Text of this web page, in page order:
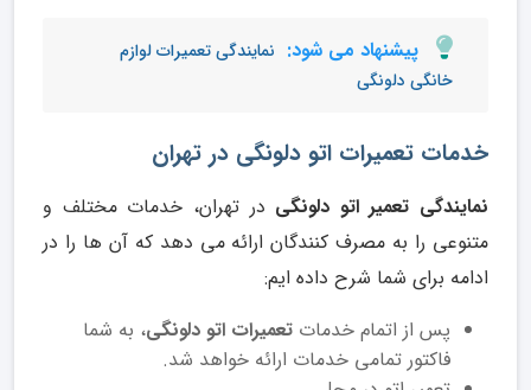
پیشنهاد می شود: نمایندگی تعمیرات لوازم
خانگی دلونگی
خدمات تعمیرات اتو دلونگی در تهران
نمایندگی تعمیر اتو دلونگی در تهران، خدمات مختلف و
متنوعی را به مصرف کنندگان ارائه می دهد که آن ها را در
ادامه برای شما شرح داده ایم:
پس از اتمام خدمات تعمیرات اتو دلونگی، به شما
فاکتور تمامی خدمات ارائه خواهد شد.